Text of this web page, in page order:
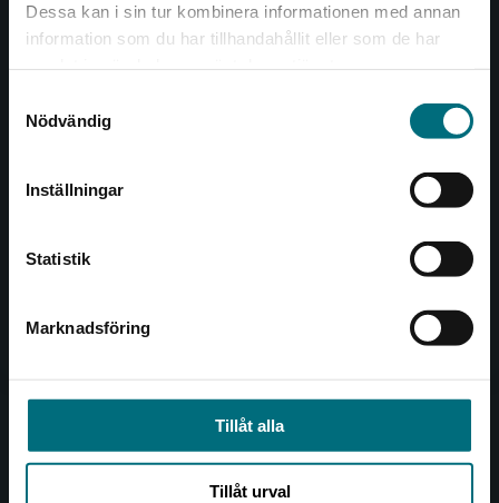
Dessa kan i sin tur kombinera informationen med annan
information som du har tillhandahållit eller som de har
Nödvändig
Inställningar
Statistik
Marknadsföring
Tillåt alla
Tillåt urval
Det verkar som att du besöker
Sverige. För att kunna slutföra ett köp måste
Box 141
Besöksadress:
Åkergränden 1
Kontakta kundservice
Köpvillkor
Allmänna länkar